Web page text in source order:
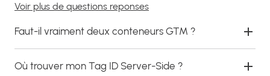
Voir plus de questions reponses
Faut-il vraiment deux conteneurs GTM ?
Où trouver mon Tag ID Server-Side ?